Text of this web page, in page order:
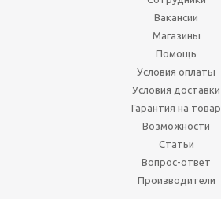
Вакансии
Магазины
Помощь
Условия оплаты
Условия доставки
Гарантия на товар
Возможности
Статьи
Вопрос-ответ
Производители